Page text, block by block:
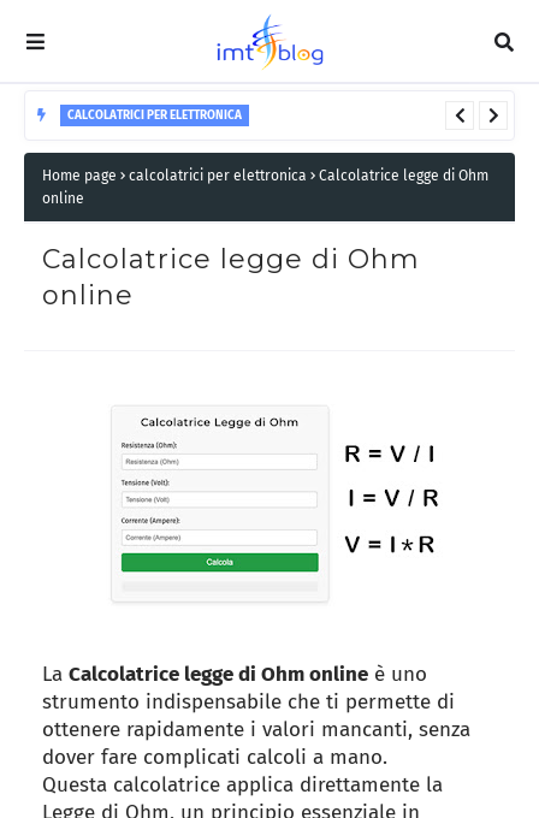
CALCOLATRICI PER ELETTRONICA
totale
Home page calcolatrici per elettronica
Calcolatrice legge di Ohm
online
Calcolatrice legge di Ohm
online
La Calcolatrice legge di Ohm online è uno
strumento indispensabile che ti permette di
ottenere rapidamente i valori mancanti, senza
dover fare complicati calcoli a mano.
Questa calcolatrice applica direttamente la
Legge di Ohm, un principio essenziale in